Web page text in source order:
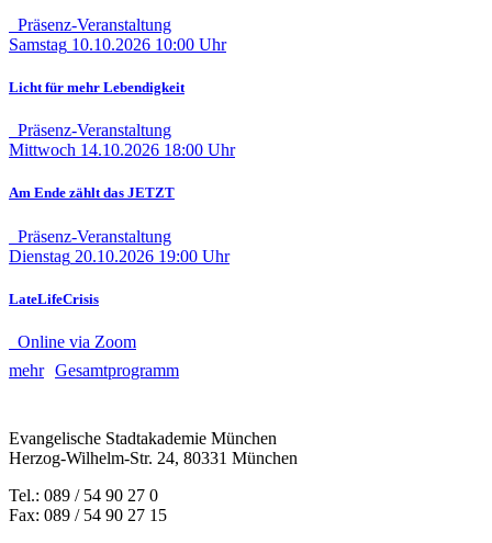
Präsenz-Veranstaltung
Samstag 10.10.2026 10:00 Uhr
Licht für mehr Lebendigkeit
Präsenz-Veranstaltung
Mittwoch 14.10.2026 18:00 Uhr
Am Ende zählt das JETZT
Präsenz-Veranstaltung
Dienstag 20.10.2026 19:00 Uhr
LateLifeCrisis
Online via Zoom
mehr Gesamtprogramm
Evangelische Stadtakademie München
Herzog-Wilhelm-Str. 24, 80331 München
Tel.: 089 / 54 90 27 0
Fax: 089 / 54 90 27 15